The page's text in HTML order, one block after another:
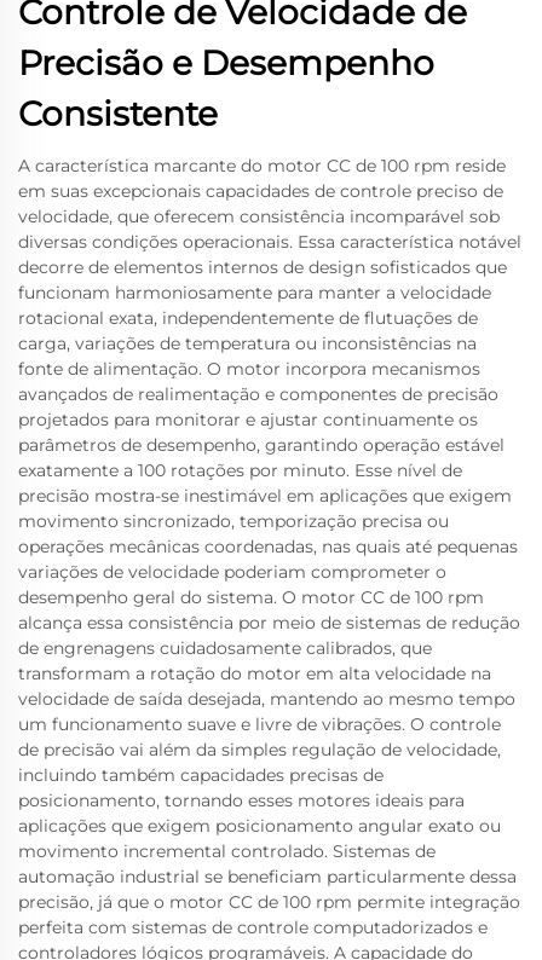
Controle de Velocidade de
Precisão e Desempenho
Consistente
A característica marcante do motor CC de 100 rpm reside
em suas excepcionais capacidades de controle preciso de
velocidade, que oferecem consistência incomparável sob
diversas condições operacionais. Essa característica notável
decorre de elementos internos de design sofisticados que
funcionam harmoniosamente para manter a velocidade
rotacional exata, independentemente de flutuações de
carga, variações de temperatura ou inconsistências na
fonte de alimentação. O motor incorpora mecanismos
avançados de realimentação e componentes de precisão
projetados para monitorar e ajustar continuamente os
parâmetros de desempenho, garantindo operação estável
exatamente a 100 rotações por minuto. Esse nível de
precisão mostra-se inestimável em aplicações que exigem
movimento sincronizado, temporização precisa ou
operações mecânicas coordenadas, nas quais até pequenas
variações de velocidade poderiam comprometer o
desempenho geral do sistema. O motor CC de 100 rpm
alcança essa consistência por meio de sistemas de redução
de engrenagens cuidadosamente calibrados, que
transformam a rotação do motor em alta velocidade na
velocidade de saída desejada, mantendo ao mesmo tempo
um funcionamento suave e livre de vibrações. O controle
de precisão vai além da simples regulação de velocidade,
incluindo também capacidades precisas de
posicionamento, tornando esses motores ideais para
aplicações que exigem posicionamento angular exato ou
movimento incremental controlado. Sistemas de
automação industrial se beneficiam particularmente dessa
precisão, já que o motor CC de 100 rpm permite integração
perfeita com sistemas de controle computadorizados e
controladores lógicos programáveis. A capacidade do